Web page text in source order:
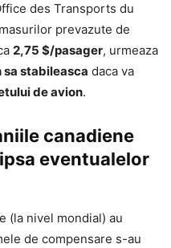
des Transports du
prevazute de
2,75 $/pasager, urmeaza
stabileasca daca va
de avion.
canadiene
eventualelor
(la nivel mondial) au
de compensare s-au